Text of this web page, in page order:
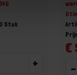
Stuk
+
€
-